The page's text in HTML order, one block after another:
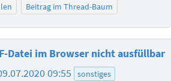
Beitrag im Thread-Baum
Datei im Browser nicht ausfüllbar
09:55 sonstiges